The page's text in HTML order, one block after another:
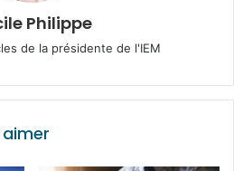
Philippe
de la présidente de l'IEM